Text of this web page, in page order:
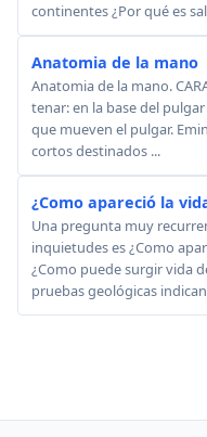
continentes ¿Por qué es
Anatomia de la mano
Anatomia de la mano.
tenar: en la base del
que mueven el pulgar.
cortos destinados ...
¿Como apareció la
Una pregunta muy
inquietudes es ¿Como
¿Como puede surgir vida
pruebas geológicas